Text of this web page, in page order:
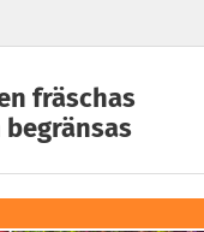
fräschas